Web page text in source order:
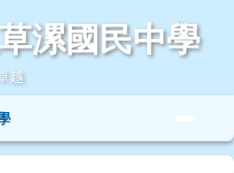
中學
漯國民中學
越